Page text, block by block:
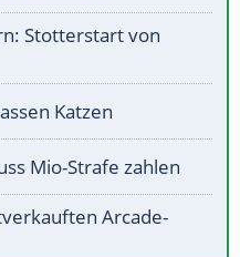
Stotterstart von
Katzen
Mio-Strafe zahlen
Arcade-